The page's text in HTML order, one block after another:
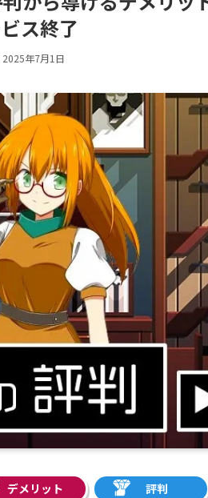
ス終了
2025年7月1日
デメリット 評判